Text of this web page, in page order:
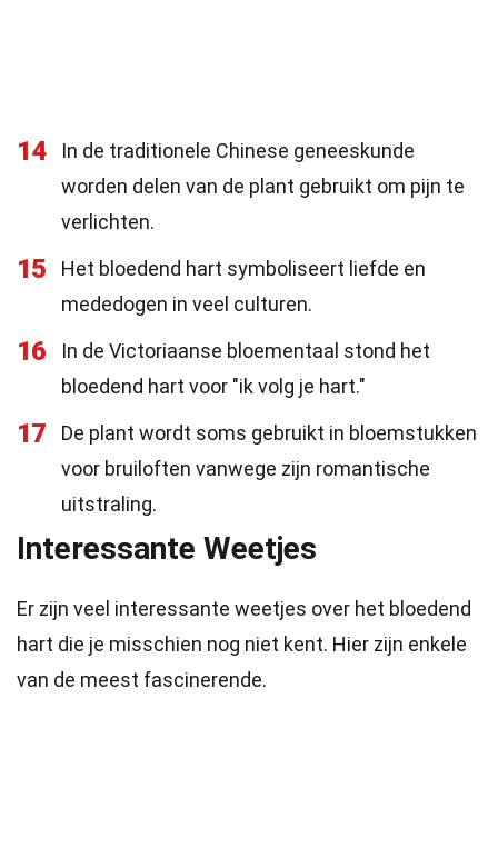
14
In de traditionele Chinese geneeskunde
worden delen van de plant gebruikt om pijn te
verlichten.
15
Het bloedend hart symboliseert liefde en
mededogen in veel culturen.
16
In de Victoriaanse bloementaal stond het
bloedend hart voor "ik volg je hart."
17
De plant wordt soms gebruikt in bloemstukken
voor bruiloften vanwege zijn romantische
uitstraling.
Interessante Weetjes
Er zijn veel interessante weetjes over het bloedend
hart die je misschien nog niet kent. Hier zijn enkele
van de meest fascinerende.